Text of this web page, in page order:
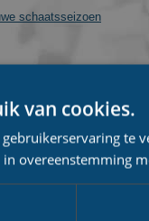
schaatsseizoen
natuurijs
van cookies.
te
overeenstemming